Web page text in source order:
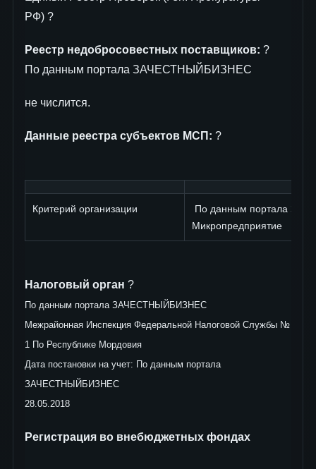
РФ) ?
Реестр недобросовестных поставщиков: ?
По данным портала ЗАЧЕСТНЫЙБИЗНЕС
не числится.
Данные реестра субъектов МСП: ?
Критерий организации
По данным портала
Микропредприятие
Налоговый орган ?
По данным портала ЗАЧЕСТНЫЙБИЗНЕС
Межрайонная Инспекция Федеральной Налоговой Службы №
1 По Республике Мордовия
Дата постановки на учет: По данным портала
ЗАЧЕСТНЫЙБИЗНЕС
28.05.2018
Регистрация во внебюджетных фондах